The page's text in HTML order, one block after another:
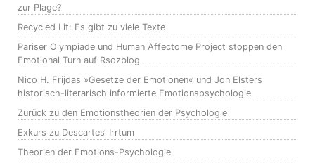
zur Plage?
Recycled Lit: Es gibt zu viele Texte
Pariser Olympiade und Human Affectome Project stoppen den
Emotional Turn auf Rsozblog
Nico H. Frijdas »Gesetze der Emotionen« und Jon Elsters
historisch-literarisch informierte Emotionspsychologie
Zurück zu den Emotionstheorien der Psychologie
Exkurs zu Descartes‘ Irrtum
Theorien der Emotions-Psychologie